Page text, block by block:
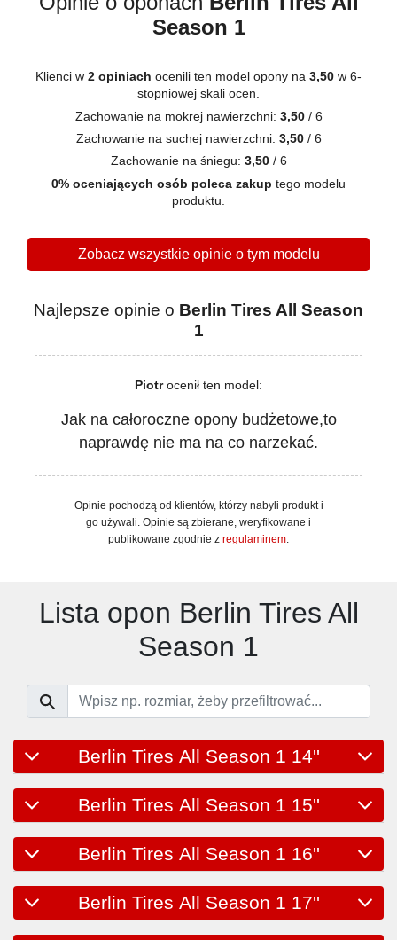
Season 1
Klienci w 2 opiniach ocenili ten model opony na 3,50 w 6-
stopniowej skali ocen.
Zachowanie na mokrej nawierzchni: 3,50/ 6
Zachowanie na suchej nawierzchni: 3,50/ 6
Zachowanie na śniegu: 3,50/ 6
0% oceniających osób poleca zakup tego modelu
produktu.
Zobacz wszystkie opinie o tym modelu
Najlepsze opinie o Berlin Tires All Season
1
Piotrocenił ten model:
Jak na całoroczne opony budżetowe,to
naprawdę nie ma na co narzekać.
Opinie pochodzą od klientów, którzy nabyli produkt i
go używali. Opinie są zbierane, weryfikowane i
publikowane zgodnie z regulaminem
Lista opon Berlin Tires All
Season 1
Berlin Tires All Season 1 14''
Berlin Tires All Season 1 15''
Berlin Tires All Season 1 16''
Berlin Tires All Season 1 17''